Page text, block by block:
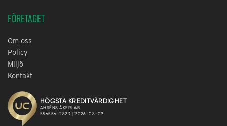
Företaget
Om oss
Policy
Miljö
Kontakt